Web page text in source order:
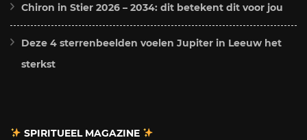
Chiron in Stier 2026 – 2034: dit betekent dit voor jou
Deze 4 sterrenbeelden voelen Jupiter in Leeuw het
sterkst
SPIRITUEEL MAGAZINE